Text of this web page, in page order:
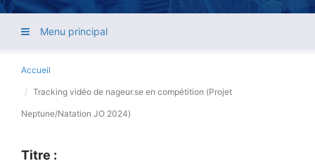
Menu principal
Accueil
Tracking vidéo de nageur.se en compétition (Projet
Neptune/Natation JO 2024)
Titre :